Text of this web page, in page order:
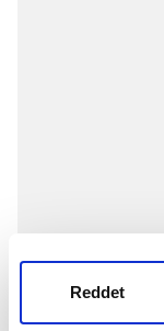
Reddet
yönetiminde